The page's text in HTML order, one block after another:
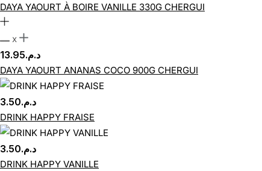
DAYA YAOURT À BOIRE VANILLE 330G CHERGUI
x
د.م.13.95
DAYA YAOURT ANANAS COCO 900G CHERGUI
د.م.3.50
DRINK HAPPY FRAISE
د.م.3.50
DRINK HAPPY VANILLE